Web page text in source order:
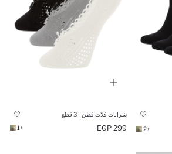
+2
شرابات فلات قطن - 3 قطع
299 EGP
+1